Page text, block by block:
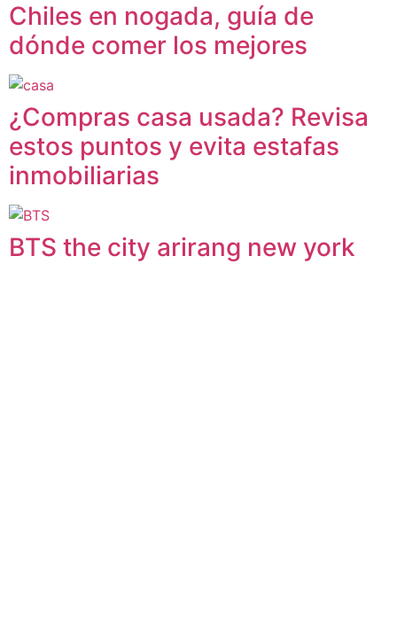
Chiles en nogada, guía de
dónde comer los mejores
¿Compras casa usada? Revisa
estos puntos y evita estafas
inmobiliarias
BTS the city arirang new york